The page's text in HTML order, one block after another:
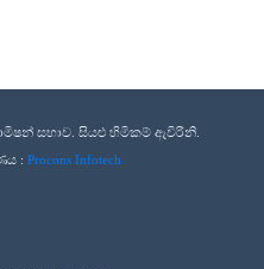
සභාව. සියළු හිමිකම් ඇවිරිනි.
: Procons Infotech